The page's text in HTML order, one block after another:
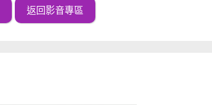
返回影音專區